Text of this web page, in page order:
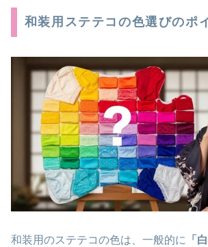
和装用ステテコの色選びのポ
和装用のステテコの色は、一般的に 「